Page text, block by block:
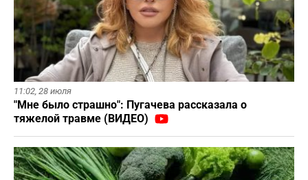
11:02, 28 июля
"Мне было страшно": Пугачева рассказала о
тяжелой травме (ВИДЕО)